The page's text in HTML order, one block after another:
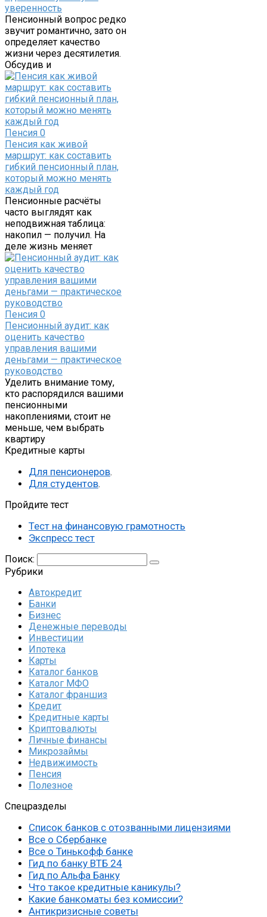
уверенность
Пенсионный вопрос редко
звучит романтично, зато он
определяет качество
жизни через десятилетия.
Обсудив и
Пенсия 0
Пенсия как живой
маршрут: как составить
гибкий пенсионный план,
который можно менять
каждый год
Пенсионные расчёты
часто выглядят как
неподвижная таблица:
накопил — получил. На
деле жизнь меняет
Пенсия 0
Пенсионный аудит: как
оценить качество
управления вашими
деньгами — практическое
руководство
Уделить внимание тому,
кто распорядился вашими
пенсионными
накоплениями, стоит не
меньше, чем выбрать
квартиру
Кредитные карты
Для пенсионеров.
Для студентов.
Пройдите тест
Тест на финансовую грамотность
Экспресс тест
Поиск:
Рубрики
Автокредит
Банки
Бизнес
Денежные переводы
Инвестиции
Ипотека
Карты
Каталог банков
Каталог МФО
Каталог франшиз
Кредит
Кредитные карты
Криптовалюты
Личные финансы
Микрозаймы
Недвижимость
Пенсия
Полезное
Спецразделы
Список банков с отозванными лицензиями
Все о Сбербанке
Все о Тинькофф банке
Гид по банку ВТБ 24
Гид по Альфа Банку
Что такое кредитные каникулы?
Какие банкоматы без комиссии?
Антикризисные советы